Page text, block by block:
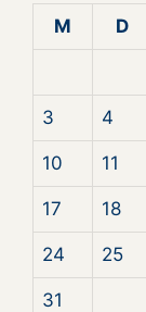
M
D
3 4
10 11
17 18
24 25
31